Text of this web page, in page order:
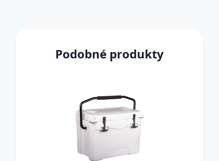
Podobné produkty